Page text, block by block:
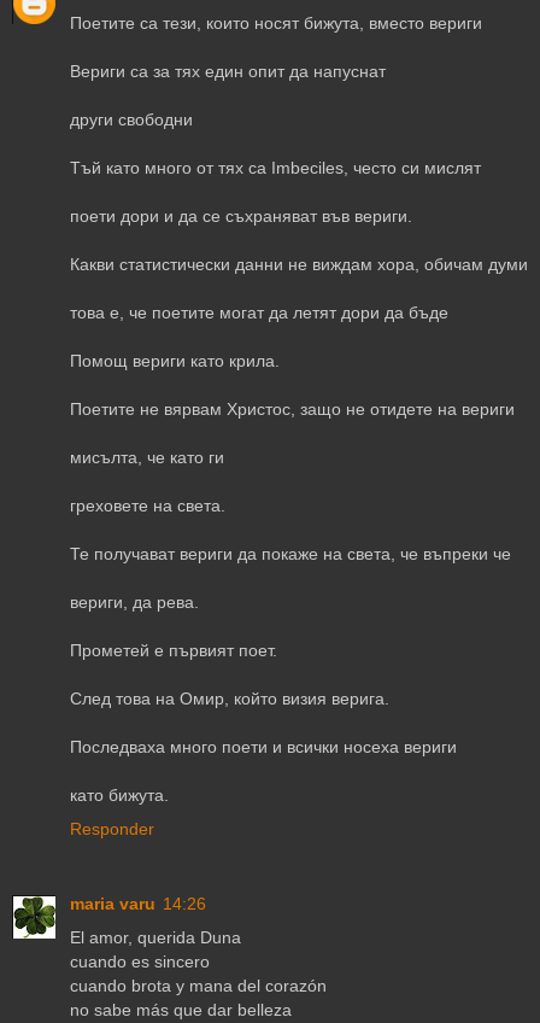
Поетите са тези, които носят бижута, вместо вериги
Вериги са за тях един опит да напуснат
други свободни
Тъй като много от тях са Imbeciles, често си мислят
поети дори и да се съхраняват във вериги.
Какви статистически данни не виждам хора, обичам думи
това е, че поетите могат да летят дори да бъде
Помощ вериги като крила.
Поетите не вярвам Христос, защо не отидете на вериги
мисълта, че като ги
греховете на света.
Те получават вериги да покаже на света, че въпреки че
вериги, да рева.
Прометей е първият поет.
След това на Омир, който визия верига.
Последваха много поети и всички носеха вериги
като бижута.
Responder
maria varu 14:26
El amor, querida Duna
cuando es sincero
cuando brota y mana del corazón
no sabe más que dar belleza